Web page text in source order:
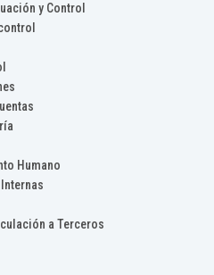
y Control
Humano
a Terceros